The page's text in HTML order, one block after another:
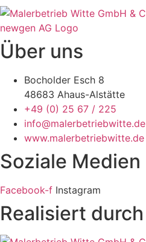
Über uns
Bocholder Esch 8
48683 Ahaus-Alstätte
+49 (0) 25 67 / 225
info@malerbetriebwitte.de
www.malerbetriebwitte.de
Soziale Medien
Facebook-f Instagram
Realisiert durch